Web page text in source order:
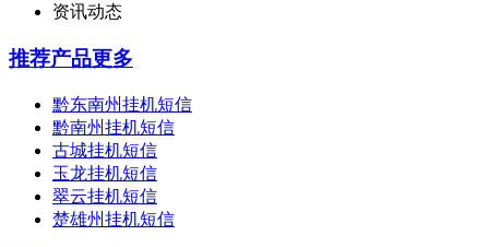
资讯动态
推荐产品更多
黔东南州挂机短信
黔南州挂机短信
古城挂机短信
玉龙挂机短信
翠云挂机短信
楚雄州挂机短信